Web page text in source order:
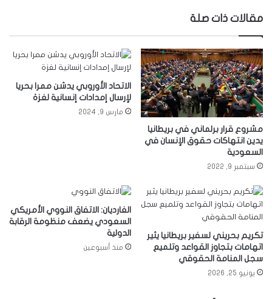
مقالات ذات صلة
مشروع قرار برلماني في بريطانيا
يدين انتهاكات حقوق الإنسان في
السعودية
سبتمبر 9, 2022
الاتحاد الأوروبي يدشن ممرا بحريا
لإرسال إمدادات إنسانية لغزة
مارس 9, 2024
تكريم بحريني لسفير بريطانيا يثير
اتهامات بتجاوز القواعد وتلميع
سجل المنامة الحقوقي
يونيو 25, 2026
الغارديان: الاتفاق النووي الأمريكي
السعودي يضعف منظومة الرقابة
الدولية
منذ أسبوعين